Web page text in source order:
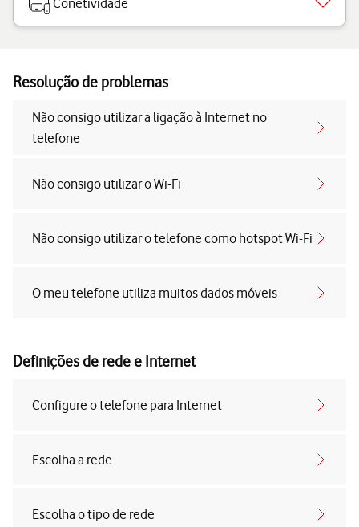
Conetividade
Resolução de problemas
Não consigo utilizar a ligação à Internet no
telefone
Não consigo utilizar o Wi-Fi
Não consigo utilizar o telefone como hotspot Wi-Fi
O meu telefone utiliza muitos dados móveis
Definições de rede e Internet
Configure o telefone para Internet
Escolha a rede
Escolha o tipo de rede